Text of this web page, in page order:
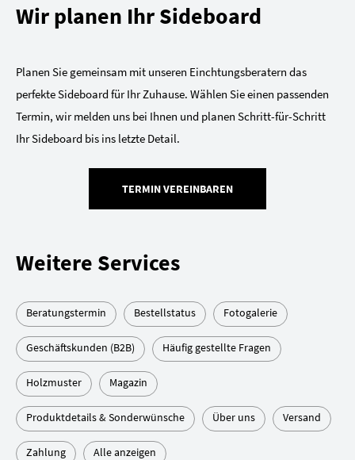
Wir planen Ihr Sideboard
Planen Sie gemeinsam mit unseren Einchtungsberatern das
perfekte Sideboard für Ihr Zuhause. Wählen Sie einen passenden
Termin, wir melden uns bei Ihnen und planen Schritt-für-Schritt
Ihr Sideboard bis ins letzte Detail.
TERMIN VEREINBAREN
Weitere Services
Beratungstermin Bestellstatus Fotogalerie
Geschäftskunden (B2B) Häufig gestellte Fragen
Holzmuster Magazin
Produktdetails & Sonderwünsche Über uns Versand
Zahlung Alle anzeigen